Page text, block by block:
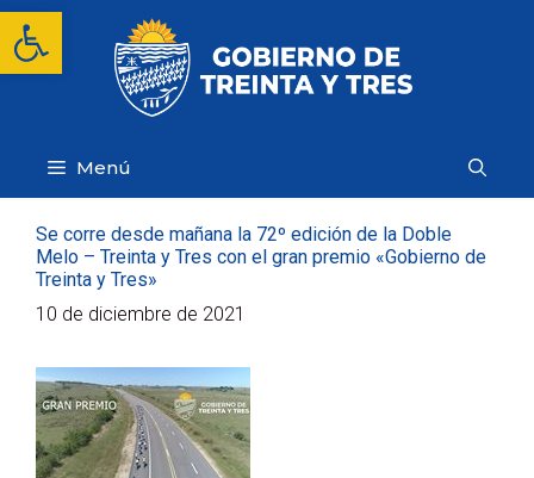
Abrir barra de herramientas
Saltar
contenido
Menú
Se corre desde mañana la 72º edición de la Doble
Melo – Treinta y Tres con el gran premio «Gobierno de
Treinta y Tres»
10 de diciembre de 2021